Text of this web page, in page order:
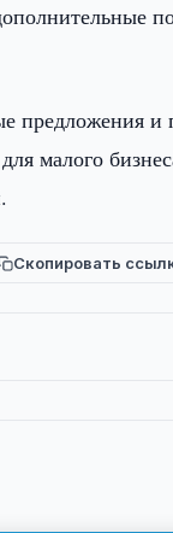
предложения и
малого
Скопировать